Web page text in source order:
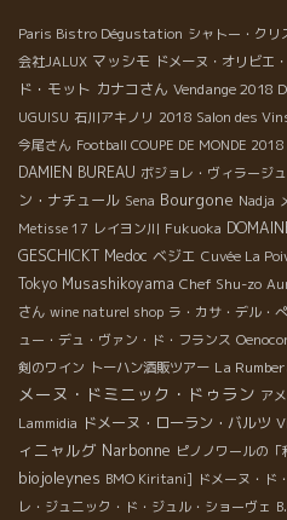
ジュによって取り入れ、マセラシ
麗で果実味溢れるワインを造
Richaud マルセル・リショーのス
さに熟度あり、アルコール感あり
セル・マジック。 巨匠のワ
Bernard カトリーヌ・ベルナール
いが、アリカント、カリニャンの
チャーミングでエネルギッシュな
いる。 筆：竹下 Envoyé de
Paris Bistro Dégustation シャトー・クリ
会社JALUX マッシモ ドメーヌ・オリビエ
ド・モット カナコさん Vendange 2018
UGUISU 石川アキノリ 2018 Salon des
今尾さん Football COUPE DE MONDE 2018
DAMIEN BUREAU ボジョレ・ヴィラージュ
ン・ナチュール Sena Bourgone Nadja
Metisse 17 レイヨン川 Fukuoka
GESCHICKT Medoc ベジエ Cuvée La
Tokyo Musashikoyama Chef Shu-zo
さん wine naturel shop ラ・カサ・デル・
ュー・デュ・ヴァン・ド・フランス
剣のワイン トーハン酒販ツアー La
メーヌ・ドミニック・ドゥラン ア
Lammidia ドメーヌ・ローラン・バルツ
ィニャルグ Narbonne ピノノワールの「
biojoleynes BMO Kiritani] ドメーヌ・ド
レ・ジュニック・ド・ジュル・ショーヴェ